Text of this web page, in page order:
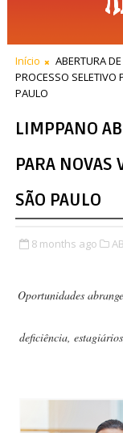
Início ABERTURA
PROCESSO SELETIVO
PAULO
LIMPPANO
PARA NOVAS
SÃO PAULO
8 months ago
Oportunidades
deficiência,